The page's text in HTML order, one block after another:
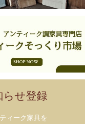
らせ登録
ィーク家具を